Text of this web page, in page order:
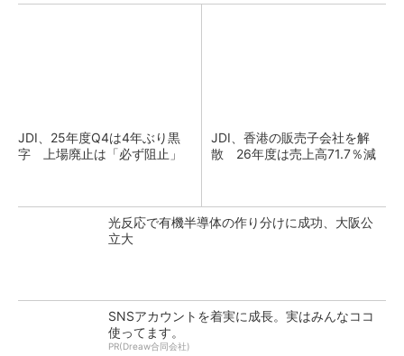
JDI、25年度Q4は4年ぶり黒
字 上場廃止は「必ず阻止」
JDI、香港の販売子会社を解
散 26年度は売上高71.7％減
光反応で有機半導体の作り分けに成功、大阪公
立大
SNSアカウントを着実に成長。実はみんなココ
使ってます。
PR(Dreaw合同会社)